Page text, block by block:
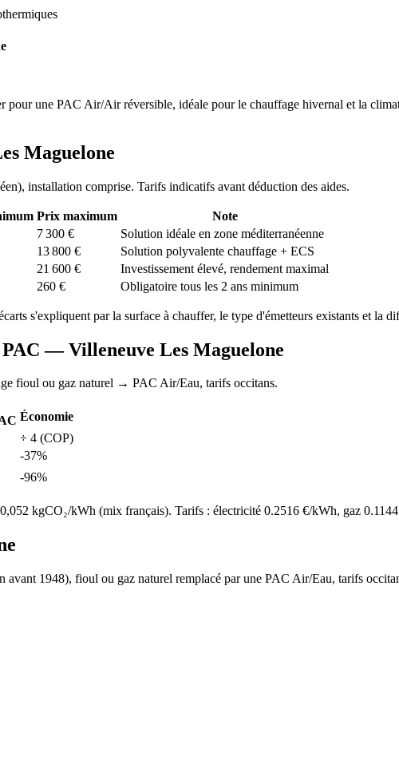
une PAC Air/Air réversible, idéale pour le chauffage hivernal et la
Maguelone
), installation comprise. Tarifs indicatifs avant déduction des aides.
Prix maximum
Note
7 300 €
Solution idéale en zone méditerranéenne
13 800 €
Solution polyvalente chauffage + ECS
21 600 €
Investissement élevé, rendement maximal
260 € Obligatoire tous les 2 ans minimum
s'expliquent par la surface à chauffer, le type d'émetteurs existants et la
PAC —Villeneuve Les Maguelone
fioul ou gaz naturel → PAC Air/Eau, tarifs occitans.
Économie
÷ 4 (COP)
-37%
-96%
kgCO₂/kWh (mix français). Tarifs : électricité 0.2516 €/kWh, gaz 0.1144
avant 1948), fioul ou gaz naturel remplacé par une PAC Air/Eau, tarifs